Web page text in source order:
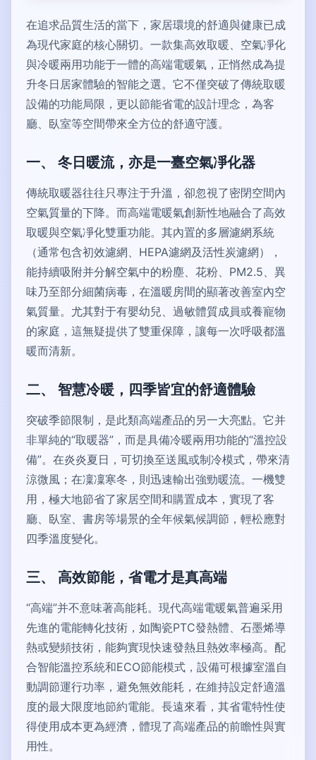
在追求品質生活的當下，家居環境的舒適與健康已成
為現代家庭的核心關切。一款集高效取暖、空氣凈化
與冷暖兩用功能于一體的高端電暖氣，正悄然成為提
升冬日居家體驗的智能之選。它不僅突破了傳統取暖
設備的功能局限，更以節能省電的設計理念，為客
廳、臥室等空間帶來全方位的舒適守護。
一、 冬日暖流，亦是一臺空氣凈化器
傳統取暖器往往只專注于升溫，卻忽視了密閉空間內
空氣質量的下降。而高端電暖氣創新性地融合了高效
取暖與空氣凈化雙重功能。其內置的多層濾網系統
（通常包含初效濾網、HEPA濾網及活性炭濾網），
能持續吸附并分解空氣中的粉塵、花粉、PM2.5、異
味乃至部分細菌病毒，在溫暖房間的顯著改善室內空
氣質量。尤其對于有嬰幼兒、過敏體質成員或養寵物
的家庭，這無疑提供了雙重保障，讓每一次呼吸都溫
暖而清新。
二、 智慧冷暖，四季皆宜的舒適體驗
突破季節限制，是此類高端產品的另一大亮點。它并
非單純的“取暖器”，而是具備冷暖兩用功能的“溫控設
備”。在炎炎夏日，可切換至送風或制冷模式，帶來清
涼微風；在凜凜寒冬，則迅速輸出強勁暖流。一機雙
用，極大地節省了家居空間和購置成本，實現了客
廳、臥室、書房等場景的全年候氣候調節，輕松應對
四季溫度變化。
三、 高效節能，省電才是真高端
“高端”并不意味著高能耗。現代高端電暖氣普遍采用
先進的電能轉化技術，如陶瓷PTC發熱體、石墨烯導
熱或變頻技術，能夠實現快速發熱且熱效率極高。配
合智能溫控系統和ECO節能模式，設備可根據室溫自
動調節運行功率，避免無效能耗，在維持設定舒適溫
度的最大限度地節約電能。長遠來看，其省電特性使
得使用成本更為經濟，體現了高端產品的前瞻性與實
用性。